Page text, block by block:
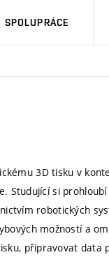
SPOLUPRÁCE
3D tisku v
Studující si
robotických
možností a
připravovat